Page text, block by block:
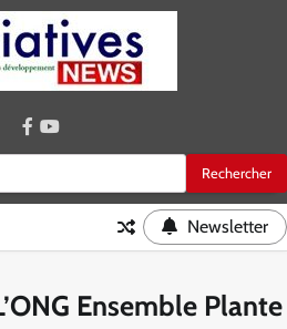
facebook
youtube
Newsletter
Ensemble Plante